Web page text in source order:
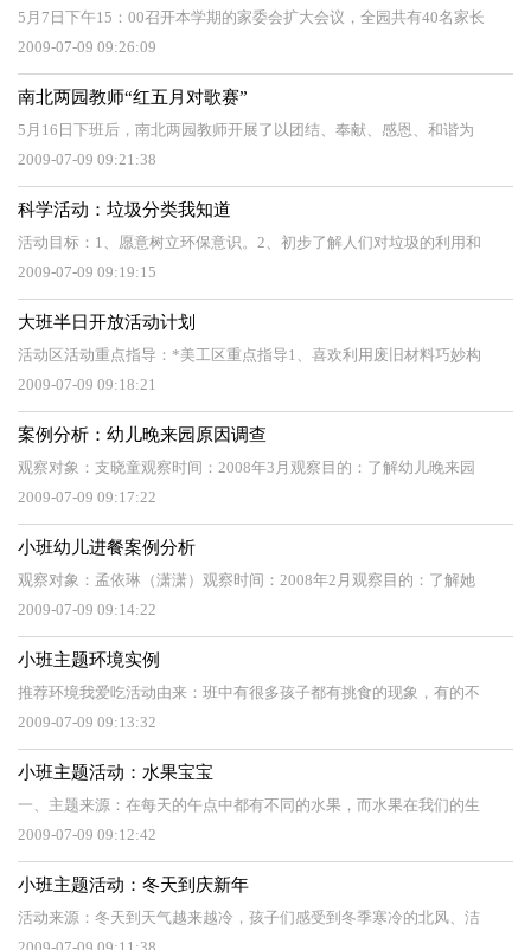
5月7日下午15：00召开本学期的家委会扩大会议，全园共有40名家长
2009-07-09 09:26:09
南北两园教师“红五月对歌赛”
5月16日下班后，南北两园教师开展了以团结、奉献、感恩、和谐为
2009-07-09 09:21:38
科学活动：垃圾分类我知道
活动目标：1、愿意树立环保意识。2、初步了解人们对垃圾的利用和
2009-07-09 09:19:15
大班半日开放活动计划
活动区活动重点指导：*美工区重点指导1、喜欢利用废旧材料巧妙构
2009-07-09 09:18:21
案例分析：幼儿晚来园原因调查
观察对象：支晓童观察时间：2008年3月观察目的：了解幼儿晚来园
2009-07-09 09:17:22
小班幼儿进餐案例分析
观察对象：孟依琳（潇潇）观察时间：2008年2月观察目的：了解她
2009-07-09 09:14:22
小班主题环境实例
推荐环境我爱吃活动由来：班中有很多孩子都有挑食的现象，有的不
2009-07-09 09:13:32
小班主题活动：水果宝宝
一、主题来源：在每天的午点中都有不同的水果，而水果在我们的生
2009-07-09 09:12:42
小班主题活动：冬天到庆新年
活动来源：冬天到天气越来越冷，孩子们感受到冬季寒冷的北风、洁